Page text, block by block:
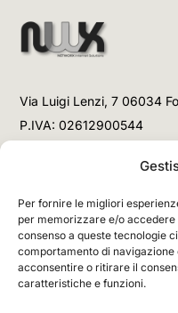
Per fornire le migliori
per memorizzare e/o
consenso a queste tecnologie
comportamento di navigazione
acconsentire o ritirare il
caratteristiche e funzioni.
Via Luigi Lenzi, 7 06034
P.IVA: 02612900544
+39 3477853708
Email
info@networx.it